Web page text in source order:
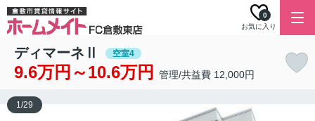
お気に入り
0
ディマーネⅡ 空室4
9.6万円～10.6万円 管理/共益費 12,000円
1/29